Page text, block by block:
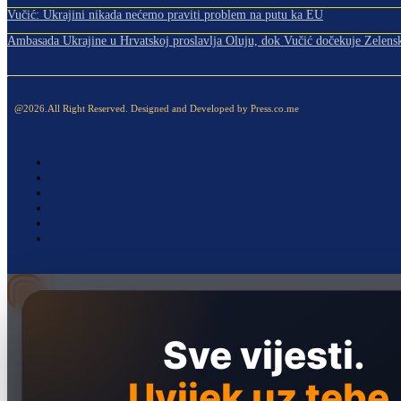
Vučić: Ukrajini nikada nećemo praviti problem na putu ka EU
Ambasada Ukrajine u Hrvatskoj proslavlja Oluju, dok Vučić dočekuje
@2026.All Right Reserved. Designed and Developed by Press.co.me
Sve vijesti.